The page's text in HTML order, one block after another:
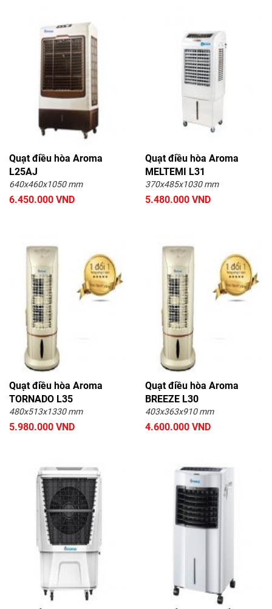
Quạt điều hòa Aroma
L25AJ
640x460x1050 mm
6.450.000 VND
Quạt điều hòa Aroma
MELTEMI L31
370x485x1030 mm
5.480.000 VND
Quạt điều hòa Aroma
TORNADO L35
480x513x1330 mm
5.980.000 VND
Quạt điều hòa Aroma
BREEZE L30
403x363x910 mm
4.600.000 VND